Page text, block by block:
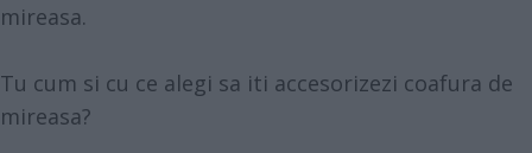
mireasa.
Tu cum si cu ce alegi sa iti accesorizezi coafura de
mireasa?